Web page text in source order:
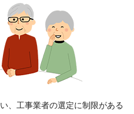
、工事業者の選定に制限がある